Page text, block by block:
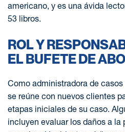
americano, y es una ávida
53 libros.
ROL Y
EL BUFETE DE
Como administradora de
se reúne con nuevos clientes
etapas iniciales de su caso.
incluyen evaluar los daños a la